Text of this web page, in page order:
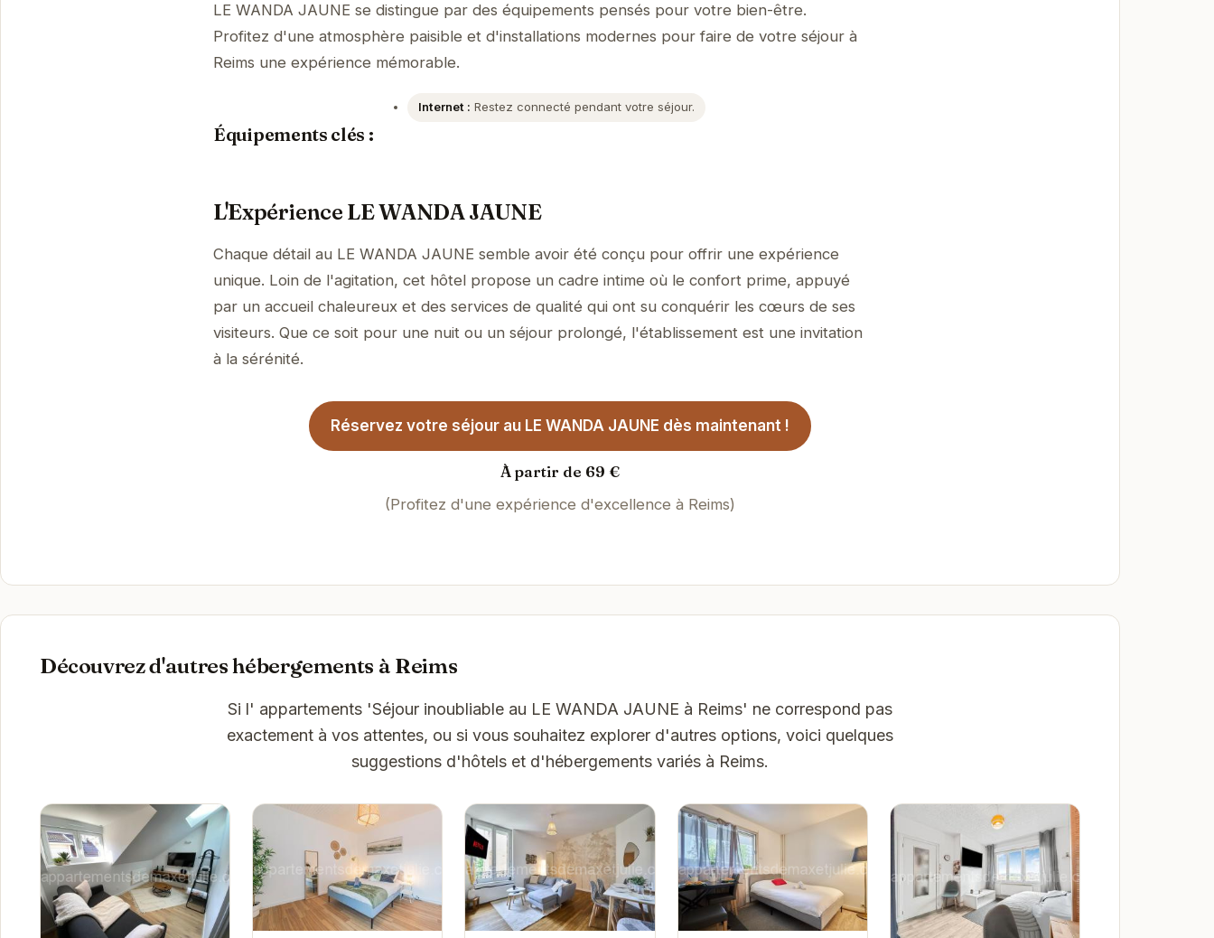
LE WANDA JAUNE se distingue par des équipements pensés pour votre bien-être.
Profitez d'une atmosphère paisible et d'installations modernes pour faire de votre séjour à
Reims une expérience mémorable.
Équipements clés :
Internet : Restez connecté pendant votre séjour.
L'Expérience LE WANDA JAUNE
Chaque détail au LE WANDA JAUNE semble avoir été conçu pour offrir une expérience
unique. Loin de l'agitation, cet hôtel propose un cadre intime où le confort prime, appuyé
par un accueil chaleureux et des services de qualité qui ont su conquérir les cœurs de ses
visiteurs. Que ce soit pour une nuit ou un séjour prolongé, l'établissement est une invitation
à la sérénité.
Réservez votre séjour au LE WANDA JAUNE dès maintenant !
À partir de 69 €
(Profitez d'une expérience d'excellence à Reims)
Découvrez d'autres hébergements à Reims
Si l' appartements 'Séjour inoubliable au LE WANDA JAUNE à Reims' ne correspond pas
exactement à vos attentes, ou si vous souhaitez explorer d'autres options, voici quelques
suggestions d'hôtels et d'hébergements variés à Reims.